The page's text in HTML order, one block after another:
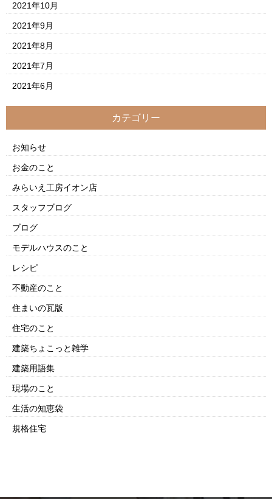
2021年10月
2021年9月
2021年8月
2021年7月
2021年6月
カテゴリー
お知らせ
お金のこと
みらいえ工房イオン店
スタッフブログ
ブログ
モデルハウスのこと
レシピ
不動産のこと
住まいの瓦版
住宅のこと
建築ちょこっと雑学
建築用語集
現場のこと
生活の知恵袋
規格住宅